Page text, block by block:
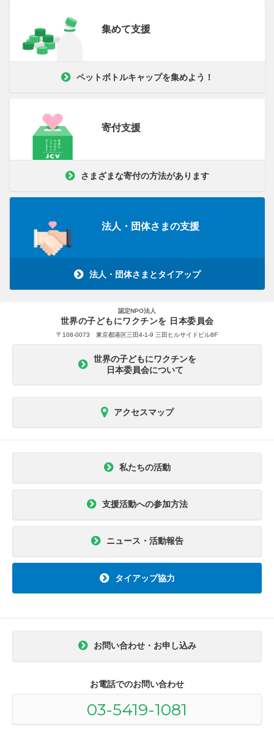
集めて支援
ペットボトルキャップを集めよう！
寄付支援
さまざまな寄付の方法があります
法人・団体さまの支援
法人・団体さまとタイアップ
認定NPO法人
世界の子どもにワクチンを 日本委員会
〒108-0073 東京都港区三田4-1-9 三田ヒルサイドビル8F
世界の子どもにワクチンを
日本委員会について
アクセスマップ
私たちの活動
支援活動への参加方法
ニュース・活動報告
タイアップ協力
お問い合わせ・お申し込み
お電話でのお問い合わせ
03-5419-1081